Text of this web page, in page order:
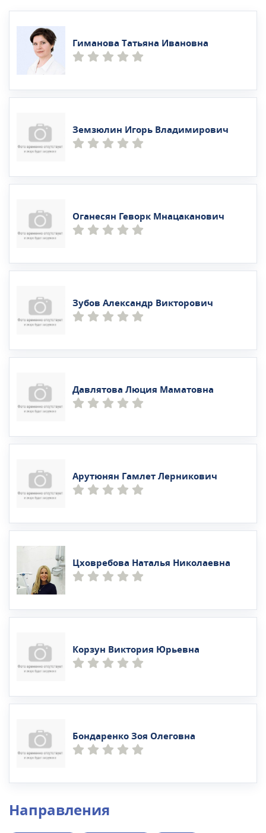
Гиманова Татьяна Ивановна
Земзюлин Игорь Владимирович
Оганесян Геворк Мнацаканович
Зубов Александр Викторович
Давлятова Люция Маматовна
Арутюнян Гамлет Лерникович
Цховребова Наталья Николаевна
Корзун Виктория Юрьевна
Бондаренко Зоя Олеговна
Направления